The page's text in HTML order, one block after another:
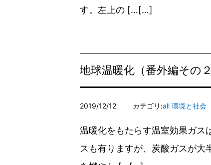
す。左上の […
地球温暖化（番外編その
2019/12/12 カテゴリ:all 環境と社会
温暖化をもたらす温室効果ガス
スも有りますが、炭酸ガスが大